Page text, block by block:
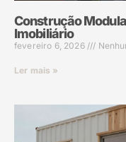
Construção
Imobiliário
fevereiro 6, 2026
Ler mais »